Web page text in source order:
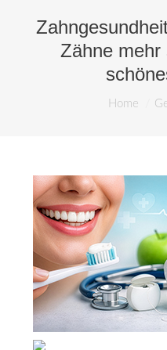
Startseite
Aktuelles
Notdienst
Ärztehaus
Jobs
Über uns
Zähne mehr
You are here:Home